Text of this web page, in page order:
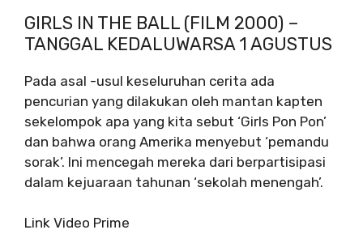
GIRLS IN THE BALL (FILM 2000) –
TANGGAL KEDALUWARSA 1 AGUSTUS
Pada asal -usul keseluruhan cerita ada
pencurian yang dilakukan oleh mantan kapten
sekelompok apa yang kita sebut ‘Girls Pon Pon’
dan bahwa orang Amerika menyebut ‘pemandu
sorak’. Ini mencegah mereka dari berpartisipasi
dalam kejuaraan tahunan ‘sekolah menengah’.
Link Video Prime